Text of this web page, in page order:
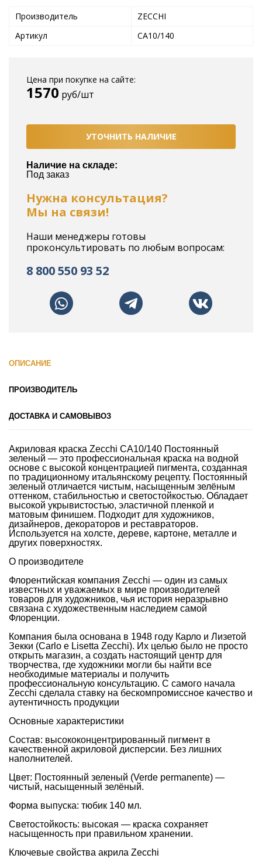
Производитель
ZECCHI
Артикул
CA10/140
Цена при покупке на сайте:
1570 руб/шт
УТОЧНИТЬ НАЛИЧИЕ
Наличие на складе:
Под заказ
Нужна консультация?
Мы на связи!
Наши менеджеры готовы
проконсультировать по любым вопросам:
8 800 550 93 52
ОПИСАНИЕ
ПРОИЗВОДИТЕЛЬ
ДОСТАВКА И САМОВЫВОЗ
Акриловая краска Zecchi CA10/140 Постоянный
зеленый — это профессиональная краска на водной
основе с высокой концентрацией пигмента, созданная
по традиционному итальянскому рецепту. Постоянный
зеленый отличается чистым, насыщенным зелёным
оттенком, стабильностью и светостойкостью. Обладает
высокой укрывистостью, эластичной пленкой и
матовым финишем. Подходит для художников,
дизайнеров, декораторов и реставраторов.
Используется на холсте, дереве, картоне, металле и
других поверхностях.
О производителе
Флорентийская компания Zecchi — один из самых
известных и уважаемых в мире производителей
товаров для художников, чья история неразрывно
связана с художественным наследием самой
Флоренции.
Компания была основана в 1948 году Карло и Лизетой
Зекки (Carlo e Lisetta Zecchi). Их целью было не просто
открыть магазин, а создать настоящий центр для
творчества, где художники могли бы найти все
необходимые материалы и получить
профессиональную консультацию. С самого начала
Zecchi сделала ставку на бескомпромиссное качество и
аутентичность продукции
Основные характеристики
Состав: высококонцентрированный пигмент в
качественной акриловой дисперсии. Без лишних
наполнителей.
Цвет: Постоянный зеленый (Verde permanente) —
чистый, насыщенный зелёный.
Форма выпуска: тюбик 140 мл.
Светостойкость: высокая — краска сохраняет
насыщенность при правильном хранении.
Ключевые свойства акрила Zecchi